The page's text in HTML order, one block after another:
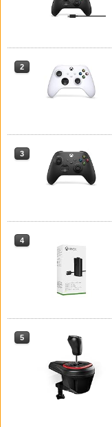
4
5
3
3
2
3
4
5